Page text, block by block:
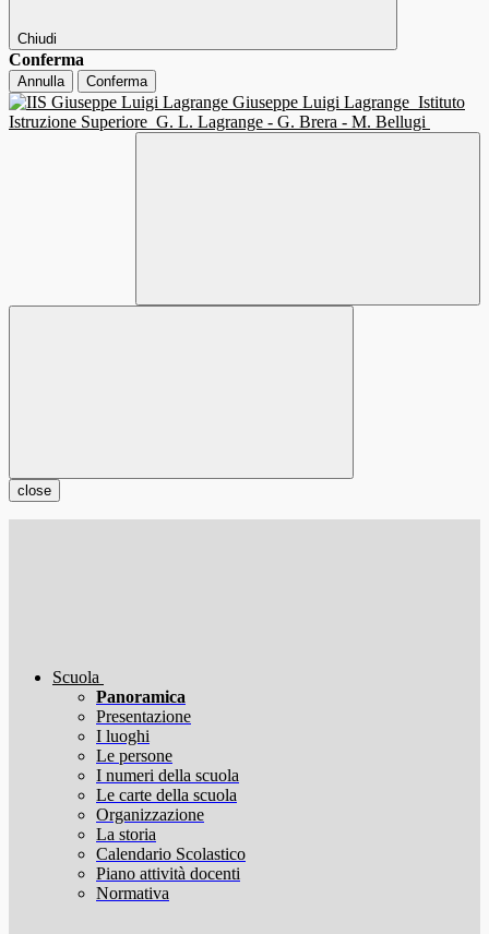
Chiudi
Conferma
Annulla Conferma
Giuseppe Luigi Lagrange Istituto
Istruzione Superiore G. L. Lagrange - G. Brera - M. Bellugi
close
Scuola
Panoramica
Presentazione
I luoghi
Le persone
I numeri della scuola
Le carte della scuola
Organizzazione
La storia
Calendario Scolastico
Piano attività docenti
Normativa